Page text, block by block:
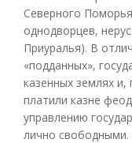
Северного
однодворцев,
Приуралья). В
«подданных»,
казенных землях
платили казне
управлению
лично